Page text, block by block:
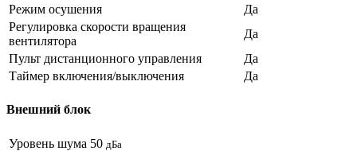
Режим осушения
Да
Регулировка скорости вращения
вентилятора
Да
Пульт дистанционного управления
Да
Таймер включения/выключения
Да
Внешний блок
Уровень шума 50 дБа